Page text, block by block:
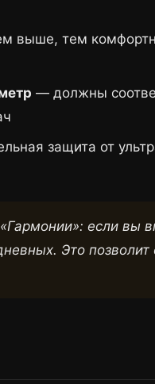
выше, тем
— должны
защита от
если вы
Это